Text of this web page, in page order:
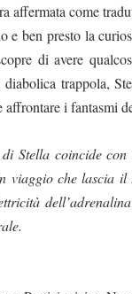
affermata come
e ben presto la
di avere
diabolica trappola,
affrontare i fantasmi
Stella coincide
viaggio che lascia